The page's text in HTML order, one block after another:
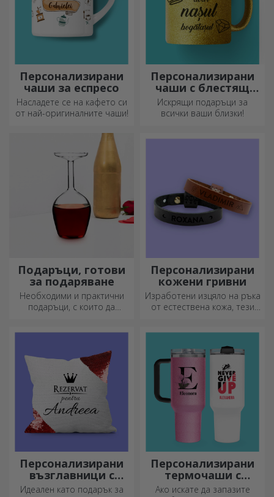
Персонализирани
чаши за еспресо
Насладете се на кафето си
от най-оригиналните чаши!
Персонализирани
чаши с блестящ
ефект
Искрящи подаръци за
всички ваши близки!
Подаръци, готови
за подаряване
Необходими и практични
подаръци, с които да
независимо от повода!
Персонализирани
кожени гривни
Изработени изцяло на ръка
от естествена кожа, тези
Персонализирани
възглавници с
пайети
Идеален като подарък за
Персонализирани
термочаши с
дръжка и сламка
Ако искате да запазите